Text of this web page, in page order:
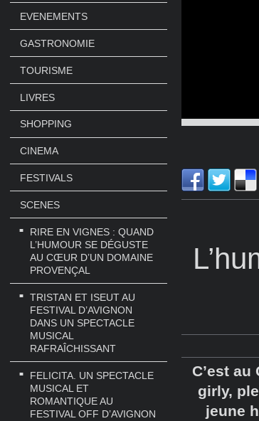
EVENEMENTS
GASTRONOMIE
TOURISME
LIVRES
SHOPPING
CINEMA
FESTIVALS
SCENES
RIRE EN VIGNES : QUAND
L’HUMOUR SE DÉGUSTE
AU CŒUR D’UN DOMAINE
PROVENÇAL
TRISTAN ET ISEUT AU
FESTIVAL D’AVIGNON
DANS UN SPECTACLE
MUSICAL
RAFRAÎCHISSANT
FELICITA. UN SPECTACLE
MUSICAL ET
ROMANTIQUE AU
FESTIVAL OFF D’AVIGNON
C’est
girly,
jeune